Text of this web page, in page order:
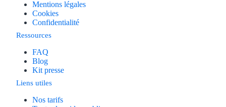
Mentions légales
Cookies
Confidentialité
Ressources
FAQ
Blog
Kit presse
Liens utiles
Nos tarifs